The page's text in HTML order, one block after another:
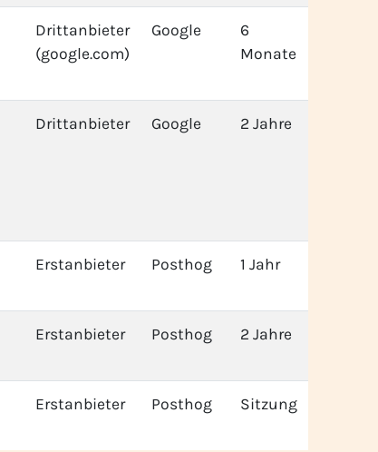
Drittanbieter
(google.com)
Google
6
Monate
Drittanbieter Google 2 Jahre
Erstanbieter Posthog 1 Jahr
Erstanbieter Posthog 2 Jahre
Erstanbieter Posthog Sitzung